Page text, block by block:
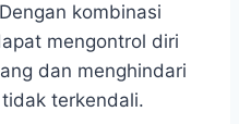
kombinasi
mengontrol diri
dan menghindari
terkendali.